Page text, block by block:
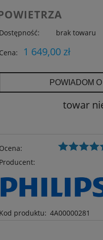
Dostępność: brak towaru
Cena: 1 649,00 zł
POWIADOM
towar
Ocena:
Producent:
Kod produktu: 4A00000281